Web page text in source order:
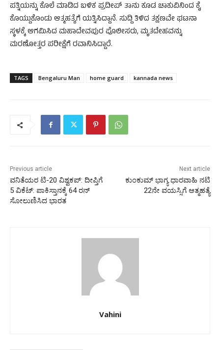
ಪತ್ನಿಯನ್ನು ಕೊಲೆ ಮಾಡಿದ ಬಳಿಕ ಪ್ರದೀಪ್ ತಾನು ಕೂಡ ಚಾಕುವಿನಿಂದ ಕೈ
ಕೊಯ್ದುಕೊಂಡು ಆತ್ಮಹತ್ಯೆಗೆ ಯತ್ನಿಸಿದ್ದಾನೆ. ಸುದ್ದಿ ತಿಳಿದ ತಕ್ಷಣವೇ ಘಟನಾ
ಸ್ಥಳಕ್ಕೆ ಆಗಮಿಸಿದ ಮಹಾದೇವಪುರ ಪೊಲೀಸರು, ಮೃತದೇಹವನ್ನು
ಮರಣೋತ್ತರ ಪರೀಕ್ಷೆಗೆ ರವಾನಿಸಿದ್ದಾರೆ.
TAGS Bengaluru Man home guard kannada news
Previous article
ವನಿತೆಯರ‌ ಟಿ-20 ವಿಶ್ವಕಪ್: ದೀಪ್ತಿಗೆ
5 ವಿಕೆಟ್:‌ ಪಾಕಿಸ್ತಾನಕ್ಕೆ 64 ರನ್‌
ಸೋಲುಣಿಸಿದ ಭಾರತ
Next article
ಕುಂಕುಮ್ ಭಾಗ್ಯ ಧಾರವಾಹಿ ನಟಿ
22ನೇ ವಯಸ್ಸಿಗೆ ಆತ್ಮಹತ್ಯೆ
Vahini